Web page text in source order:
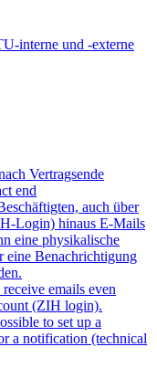
interne und -externe
Vertragsende
end
auch über
Login) hinaus E-Mails
eine physikalische
eine Benachrichtigung
emails even
(ZIH login).
to set up a
a notification (technical